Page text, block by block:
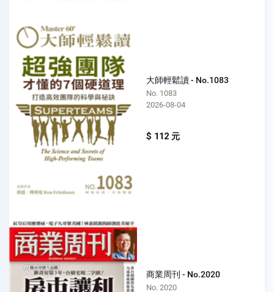
大師輕鬆讀 - No.1083
No. 1083
2026-08-04
$ 112 元
商業周刊 - No.2020
No. 2020